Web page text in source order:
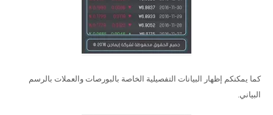
كما يمكنكم إظهار البيانات التفصيلية الخاصة بالبورصات والعملات بالرسم
البياني.